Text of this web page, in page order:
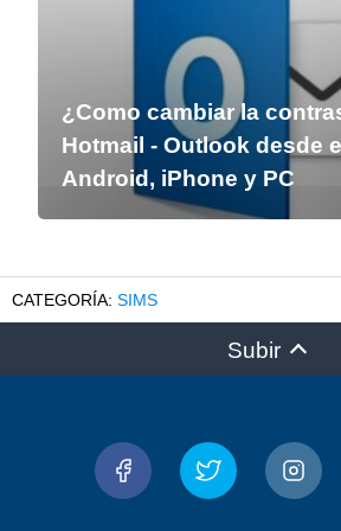
¿Como cambiar la
Hotmail - Outlook desde
Android, iPhone y PC
SIMS
Subir